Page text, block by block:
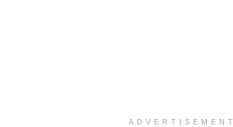
ADVERTISEMENT